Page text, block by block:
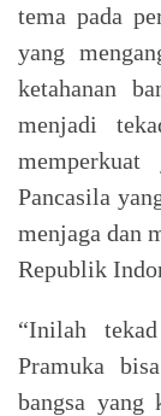
tema pada
yang
ketahanan
menjadi
Pancasila
menjaga dan
Republik
“Inilah
Pramuka
bangsa yang